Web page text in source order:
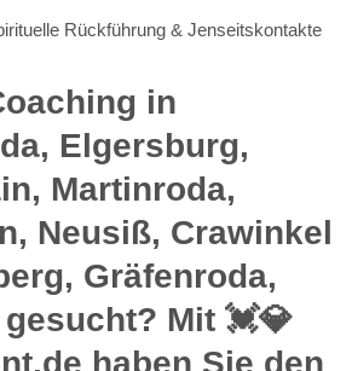
Rückführung & Jenseitskontakte
in
Elgersburg,
Martinroda,
Neusiß, Crawinkel
Gräfenroda,
Mit 💓️💎
haben Sie den